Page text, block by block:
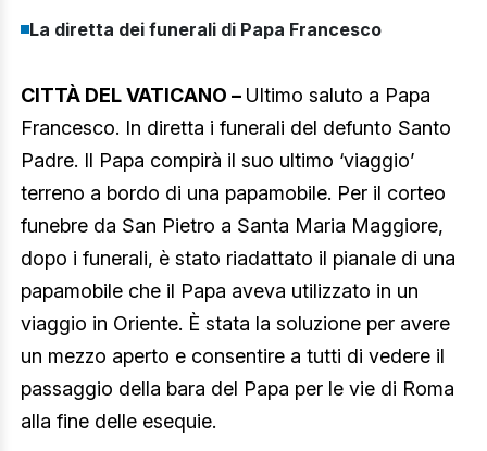
La diretta dei funerali di Papa Francesco
CITTÀ DEL VATICANO – Ultimo saluto a Papa
Francesco. In diretta i funerali del defunto Santo
Padre. Il Papa compirà il suo ultimo ‘viaggio’
terreno a bordo di una papamobile. Per il corteo
funebre da San Pietro a Santa Maria Maggiore,
dopo i funerali, è stato riadattato il pianale di una
papamobile che il Papa aveva utilizzato in un
viaggio in Oriente. È stata la soluzione per avere
un mezzo aperto e consentire a tutti di vedere il
passaggio della bara del Papa per le vie di Roma
alla fine delle esequie.